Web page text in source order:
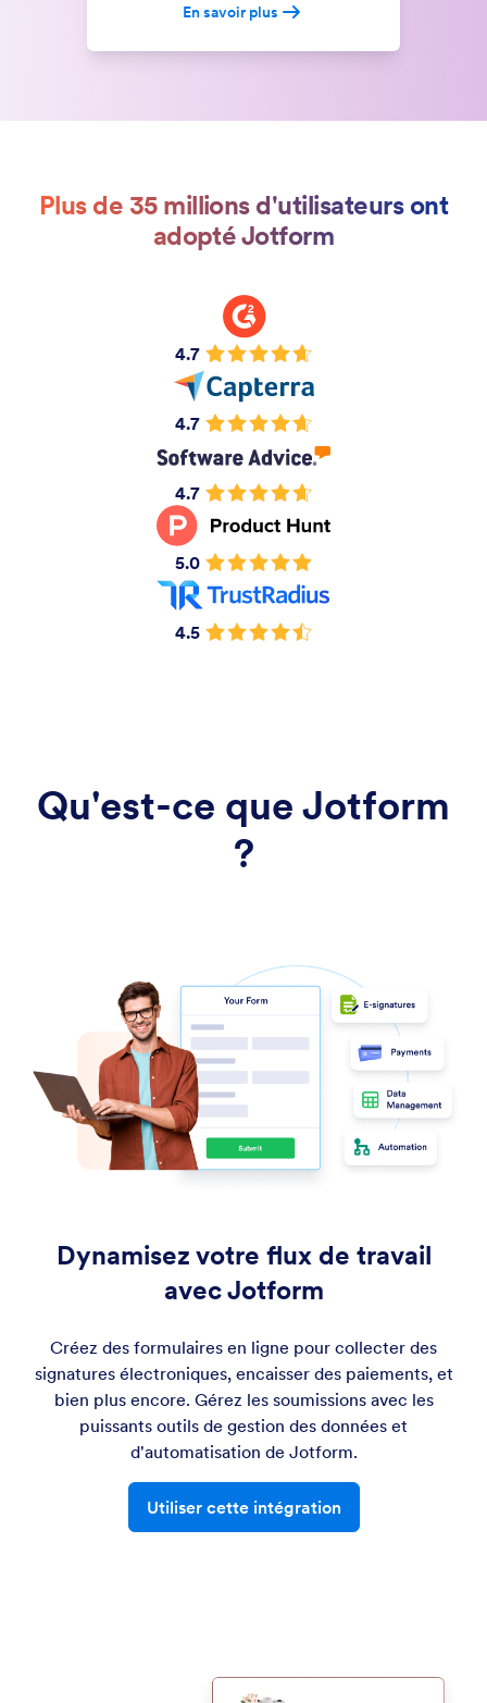
En savoir plus
Plus de 35 millions d'utilisateurs ont
adopté Jotform
4.7
4.7
4.7
5.0
4.5
Qu'est-ce que Jotform
?
Dynamisez votre flux de travail
avec Jotform
Créez des formulaires en ligne pour collecter des
signatures électroniques, encaisser des paiements, et
bien plus encore. Gérez les soumissions avec les
puissants outils de gestion des données et
d'automatisation de Jotform.
Utiliser cette intégration